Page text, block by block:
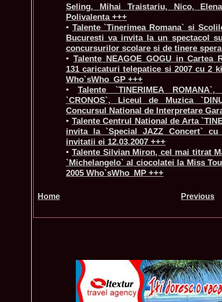
Seling, Mihai Traistariu, Nico,
Polivalenta +++
• Talente `Tinerimea Romana` si
Bucuresti va invita la un spectacol
concursurilor scolare si de tinere
• Talente NEAGOE GOGU in Cartea
131 caricaturi telepatice si 2007 cu 2
Who`sWho_GP +++
•Talente `TINERIMEA
`CRONOS`, Liceul de Muzica
Concursul National de Interpretare
• Talente Centrul National de Arta
invita la `Special JAZZ Concert` cu
invitatii ei 12.03.2007 +++
• Talente Silvian Miron, cel mai titrat
`Michelangelo` al ciocolatei la Miss
2005 Who`sWho_MP +++
Home Previous